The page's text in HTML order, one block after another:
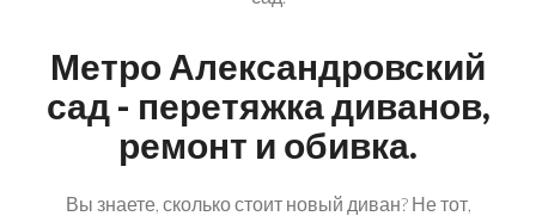
Метро Александровский
сад - перетяжка диванов,
ремонт и обивка.
Вы знаете, сколько стоит новый диван? Не тот,